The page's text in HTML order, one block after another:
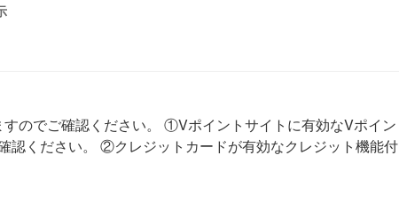
のでご確認ください。 ①Vポイントサイトに有効なVポイン
認ください。 ②クレジットカードが有効なクレジット機能付